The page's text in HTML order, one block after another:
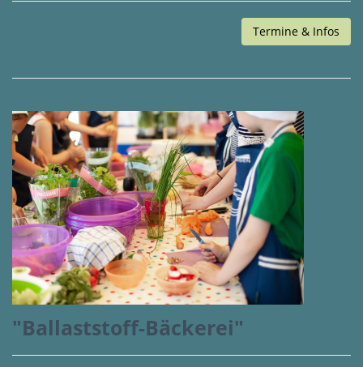
Termine & Infos
"Ballaststoff-Bäckerei"